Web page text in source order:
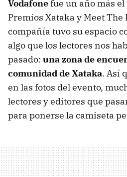
Vodafonefue un año más
Premios Xataka y Meet The
compañía tuvo su espacio
algo que los lectores nos
pasado: una zona de
comunidad de Xataka. Así
en las fotos del evento,
lectores y editores que
para ponerse la camiseta